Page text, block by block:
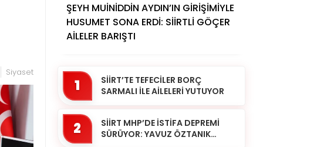
Siyaset
ŞEYH MUİNİDDİN AYDIN’IN GİRİŞİMİYLE
HUSUMET SONA ERDİ: SİİRTLİ GÖÇER
AİLELER BARIŞTI
1
SİİRT’TE TEFECİLER BORÇ
SARMALI İLE AİLELERİ YUTUYOR
2
SİİRT MHP’DE İSTİFA DEPREMİ
SÜRÜYOR: YAVUZ ÖZTANIK